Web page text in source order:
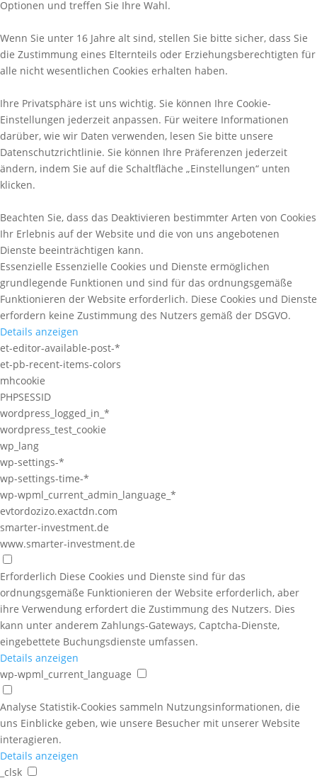
Optionen und treffen Sie Ihre Wahl.
Wenn Sie unter 16 Jahre alt sind, stellen Sie bitte sicher, dass Sie
die Zustimmung eines Elternteils oder Erziehungsberechtigten für
alle nicht wesentlichen Cookies erhalten haben.
Ihre Privatsphäre ist uns wichtig. Sie können Ihre Cookie-
Einstellungen jederzeit anpassen. Für weitere Informationen
darüber, wie wir Daten verwenden, lesen Sie bitte unsere
Datenschutzrichtlinie. Sie können Ihre Präferenzen jederzeit
ändern, indem Sie auf die Schaltfläche „Einstellungen“ unten
klicken.
Beachten Sie, dass das Deaktivieren bestimmter Arten von Cookies
Ihr Erlebnis auf der Website und die von uns angebotenen
Dienste beeinträchtigen kann.
Essenzielle Essenzielle Cookies und Dienste ermöglichen
grundlegende Funktionen und sind für das ordnungsgemäße
Funktionieren der Website erforderlich. Diese Cookies und Dienste
erfordern keine Zustimmung des Nutzers gemäß der DSGVO.
Details anzeigen
et-editor-available-post-*
et-pb-recent-items-colors
mhcookie
PHPSESSID
wordpress_logged_in_*
wordpress_test_cookie
wp_lang
wp-settings-*
wp-settings-time-*
wp-wpml_current_admin_language_*
evtordozizo.exactdn.com
smarter-investment.de
www.smarter-investment.de
Erforderlich Diese Cookies und Dienste sind für das
ordnungsgemäße Funktionieren der Website erforderlich, aber
ihre Verwendung erfordert die Zustimmung des Nutzers. Dies
kann unter anderem Zahlungs-Gateways, Captcha-Dienste,
eingebettete Buchungsdienste umfassen.
Details anzeigen
wp-wpml_current_language
Analyse Statistik-Cookies sammeln Nutzungsinformationen, die
uns Einblicke geben, wie unsere Besucher mit unserer Website
interagieren.
Details anzeigen
_clsk